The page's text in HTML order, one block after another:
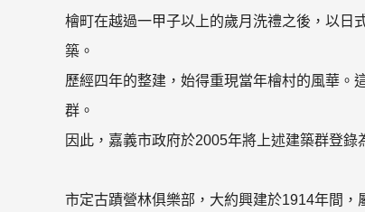
檜町在越過一甲子以上的歲月洗禮之後，以日
築。
歷經四年的整建，始得重現當年檜村的風華。
群。
因此，嘉義市政府於2005年將上述建築群登錄
市定古蹟營林俱樂部，大約興建於1914年間，